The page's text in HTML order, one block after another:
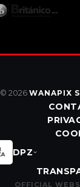
© 2026 WANAPIX
DPZ
OFFICIAL